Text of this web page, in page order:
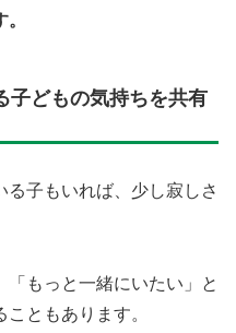
子どもの気持ちを共有
子もいれば、少し寂しさ
もっと一緒にいたい」と
ともあります。